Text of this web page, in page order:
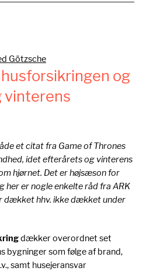
Götzsche
og
vinterens
et citat fra Game of Thrones
idet efterårets og vinterens
hjørnet. Det er højsæson for
her er nogle enkelte råd fra ARK
dækket hhv. ikke dækket under
dækker overordnet set
bygninger som følge af brand,
samt husejeransvar